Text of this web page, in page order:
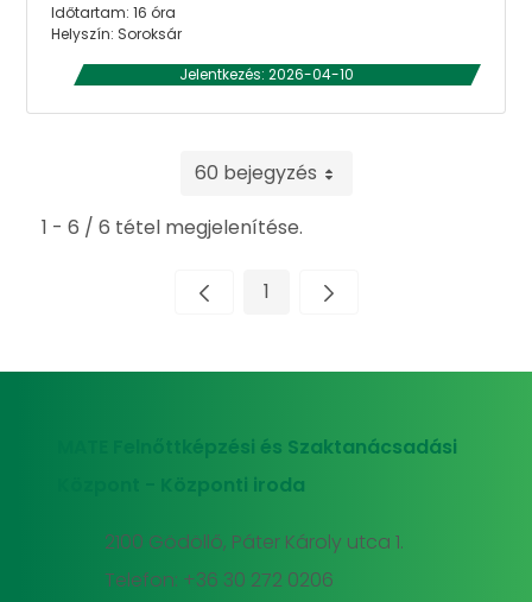
Időtartam: 16 óra
Helyszín: Soroksár
Jelentkezés: 2026-04-10
60 bejegyzés
1 - 6 / 6 tétel megjelenítése.
Oldal
1
MATE Felnőttképzési és Szaktanácsadási
Központ - Központi iroda
2100 Gödöllő, Páter Károly utca 1.
Telefon: +36 30 272 0206